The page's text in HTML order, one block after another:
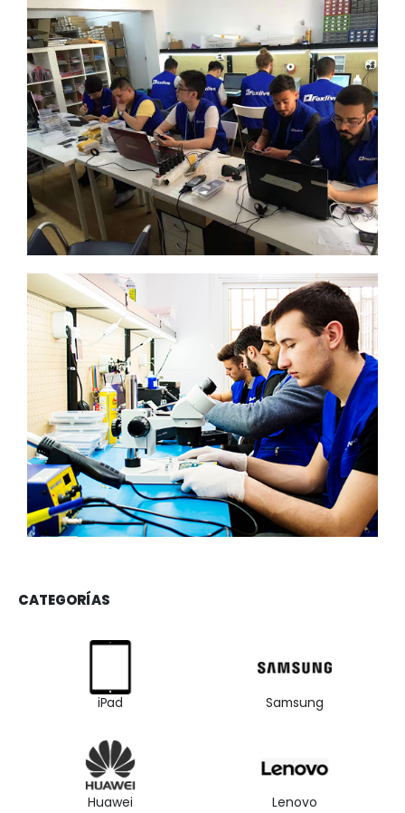
CATEGORÍAS
iPad Samsung
Huawei Lenovo